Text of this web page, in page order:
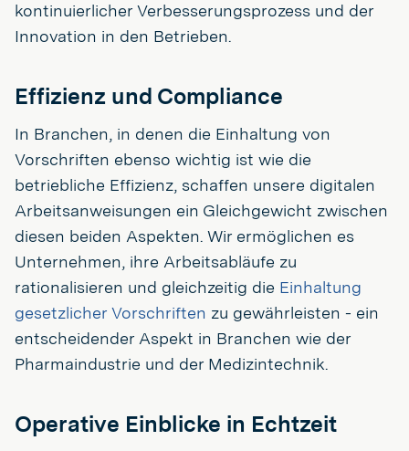
kontinuierlicher Verbesserungsprozess und der
Innovation in den Betrieben.
Effizienz und Compliance
In Branchen, in denen die Einhaltung von
Vorschriften ebenso wichtig ist wie die
betriebliche Effizienz, schaffen unsere digitalen
Arbeitsanweisungen ein Gleichgewicht zwischen
diesen beiden Aspekten. Wir ermöglichen es
Unternehmen, ihre Arbeitsabläufe zu
rationalisieren und gleichzeitig die Einhaltung
gesetzlicher Vorschriften zu gewährleisten - ein
entscheidender Aspekt in Branchen wie der
Pharmaindustrie und der Medizintechnik.
Operative Einblicke in Echtzeit